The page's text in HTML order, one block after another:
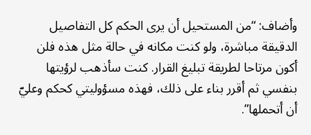
وأضاف: “من المستحيل أن يرى الحكم كل التفاصيل
الدقيقة مباشرة، ولو كنت مكانه في حالة مثل هذه فلن
أكون مرتاحا لطريقة تبليغ القرار. كنت سأذهب لرؤيتها
بنفسي ثم أقرر بناء على ذلك، فهذه مسؤوليتي كحكم وعليّ
أن أتحملها”.